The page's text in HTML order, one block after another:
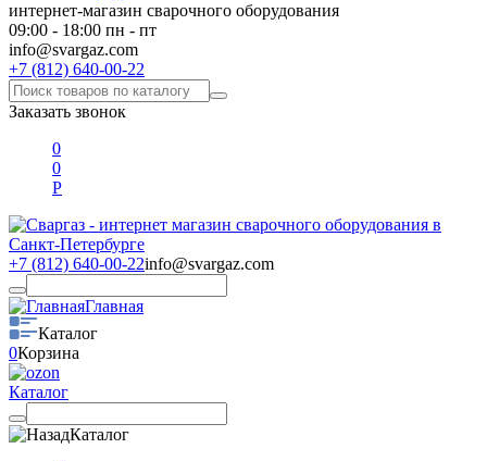
интернет-магазин сварочного оборудования
09:00 - 18:00 пн - пт
info@svargaz.com
+7 (812) 640-00-22
Заказать звонок
0
0
Р
+7 (812) 640-00-22info@svargaz.com
Главная
Каталог
0Корзина
Каталог
Каталог